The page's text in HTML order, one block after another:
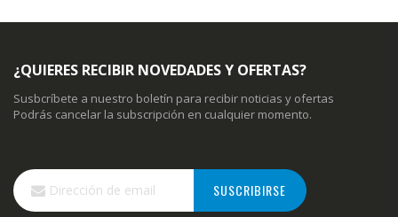
¿QUIERES RECIBIR NOVEDADES Y OFERTAS?
Susbcríbete a nuestro boletín para recibir noticias y ofertas
Podrás cancelar la subscripción en cualquier momento.
Inscríbase
a
nuestro
SUSCRIBIRSE